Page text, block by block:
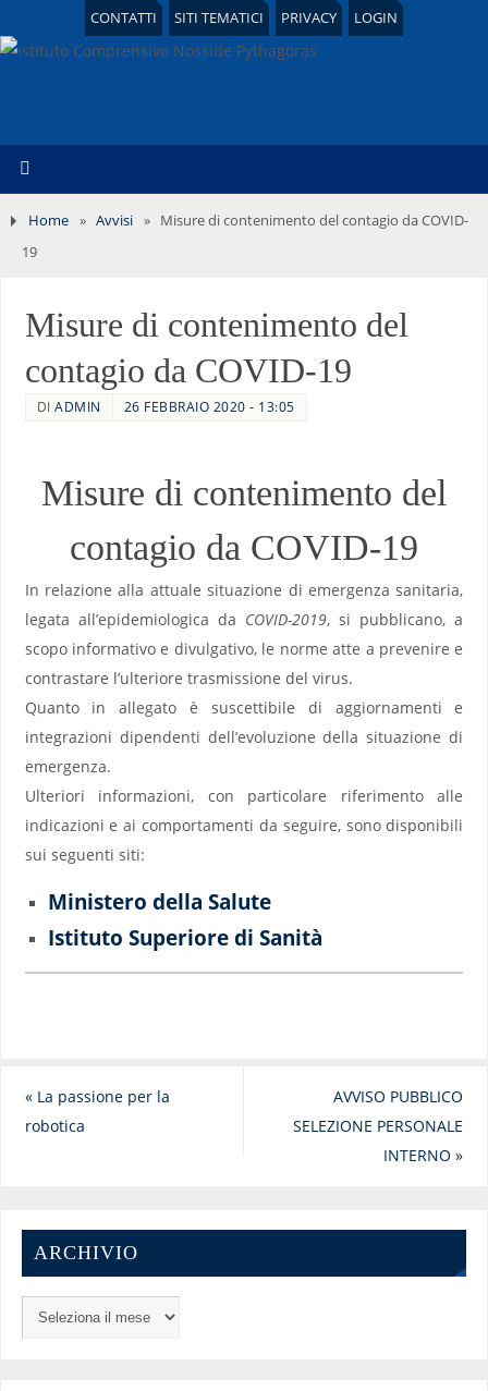
CONTATTI SITI TEMATICI PRIVACY LOGIN
Home » Avvisi » Misure di contenimento del contagio da COVID-
19
Misure di contenimento del
contagio da COVID-19
DIADMIN 26 FEBBRAIO 2020 - 13:05
Misure di contenimento del
contagio da COVID-19
In relazione alla attuale situazione di emergenza sanitaria,
legata all’epidemiologica da COVID-2019, si pubblicano, a
scopo informativo e divulgativo, le norme atte a prevenire e
contrastare l’ulteriore trasmissione del virus.
Quanto in allegato è suscettibile di aggiornamenti e
integrazioni dipendenti dell’evoluzione della situazione di
emergenza.
Ulteriori informazioni, con particolare riferimento alle
indicazioni e ai comportamenti da seguire, sono disponibili
sui seguenti siti:
Ministero della Salute
Istituto Superiore di Sanità
«La passione per la
robotica
AVVISO PUBBLICO
SELEZIONE PERSONALE
INTERNO»
ARCHIVIO